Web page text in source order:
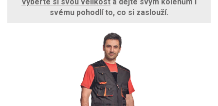
svému pohodlí to, co si zaslouží.